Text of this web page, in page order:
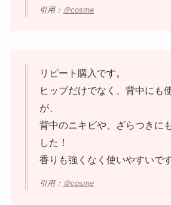
引用： ＠cosme
リピート購入です。
ヒップだけでなく、背中にも
が、
背中のニキビや、ざらつきに
した！
香りも強くなく使いやすいで
引用： ＠cosme